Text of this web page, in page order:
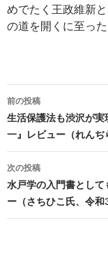
めでたく王政維新
の道を開くに至った
投
稿
ナ
ビ
ゲ
ー
前の投稿
生活保護法も渋沢が
一』レビュー（れんぢ
次の投稿
水戸学の入門書とし
ー（さちひこ氏、令和